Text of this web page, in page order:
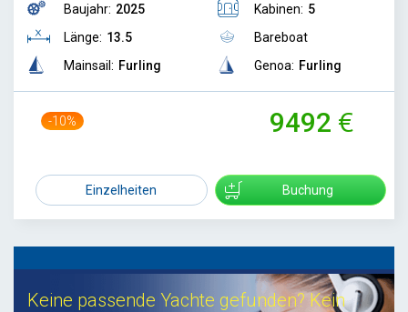
Baujahr: 2025
Länge: 13.5
Mainsail: Furling
Kabinen: 5
Bareboat
Genoa: Furling
-10% 9492
Einzelheiten Buchung
Keine passende Yachte gefunden? Kein